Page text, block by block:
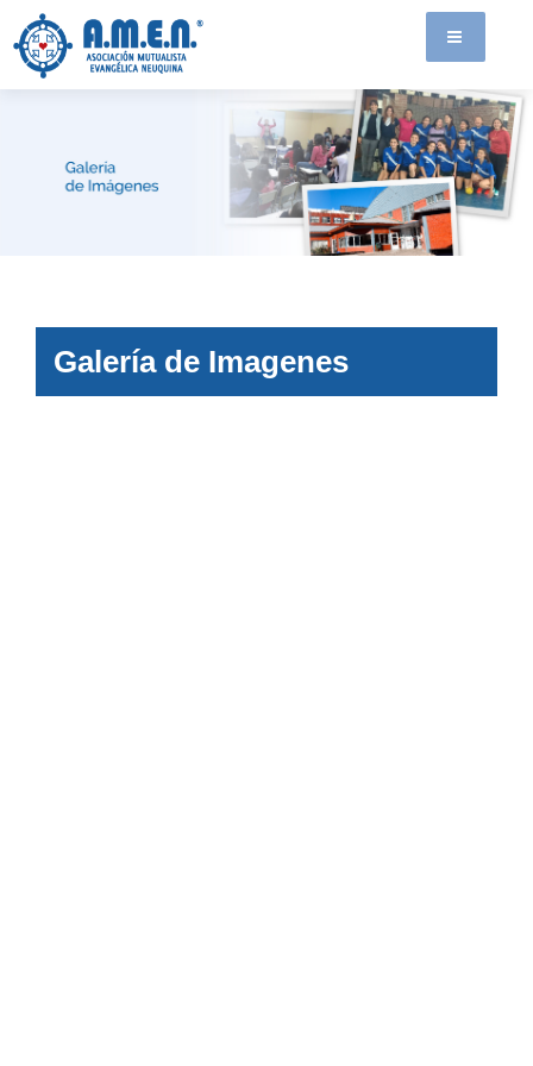
Galería de Imagenes